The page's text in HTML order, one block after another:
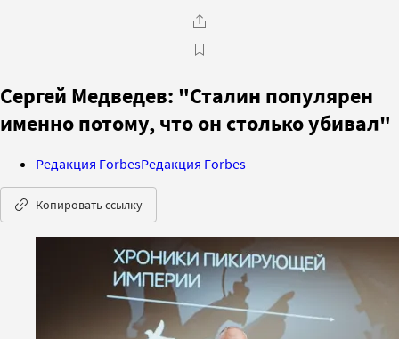
Сергей Медведев: "Сталин популярен
именно потому, что он столько убивал"
Редакция ForbesРедакция Forbes
Копировать ссылку